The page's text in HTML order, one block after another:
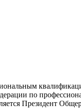
по
Президент